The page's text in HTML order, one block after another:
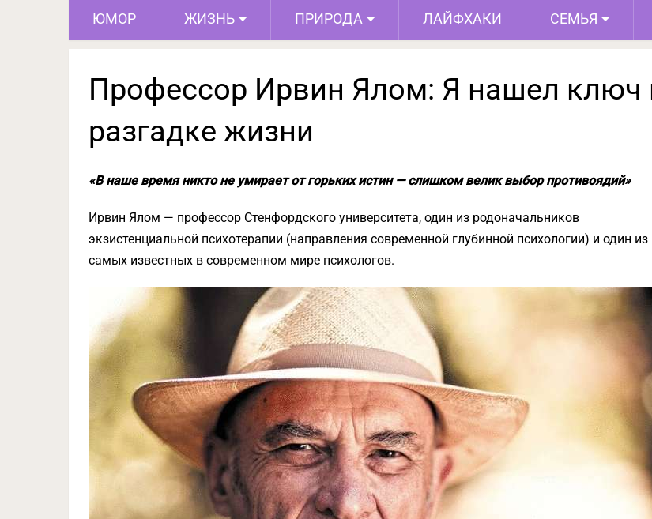
ЮМОР ЖИЗНЬ ПРИРОДА ЛАЙФХАКИ СЕМЬЯ
Профессор Ирвин Ялом: Я нашел ключ
разгадке жизни
«В наше время никто не умирает от горьких истин — слишком велик выбор противоядий»
Ирвин Ялом — профессор Стенфордского университета, один из родоначальников
экзистенциальной психотерапии (направления современной глубинной психологии) и один из
самых известных в современном мире психологов.